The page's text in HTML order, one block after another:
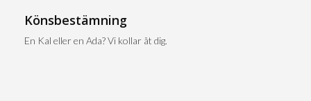
Könsbestämning
En Kal eller en Ada? Vi kollar åt dig.